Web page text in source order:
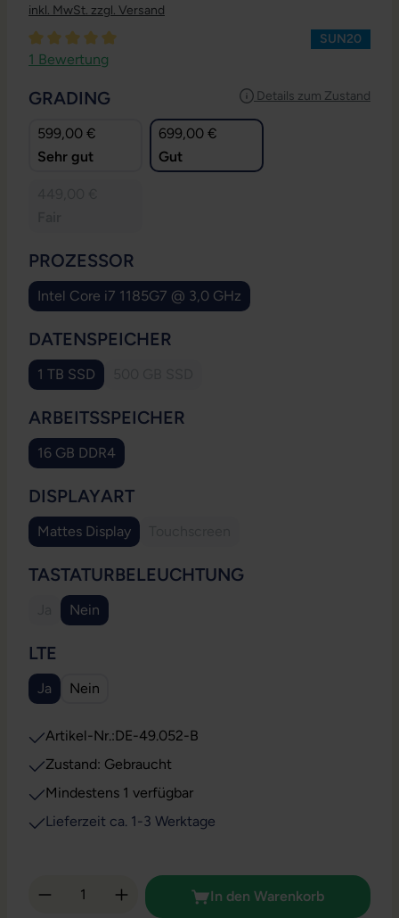
inkl. MwSt. zzgl. Versand
Durchschnittliche Bewertung von 5 von 5 Sternen
1 Bewertung
SUN20
Details zum Zustand
GRADING
599,00 €
Sehr gut
699,00 €
Gut
PROZESSOR
Intel Core i7 1185G7 @ 3,0 GHz
DATENSPEICHER
1 TB SSD
ARBEITSSPEICHER
16 GB DDR4
DISPLAYARTAUSWÄHLEN
Mattes Display
TASTATURBELEUCHTUNG
(Diese Option ist zurzeit nicht verfügbar.)
Nein
LTE
Ja Nein
Artikel-Nr.:DE-49.052-B
Zustand: Gebraucht
Mindestens 1 verfügbar
Lieferzeit ca. 1-3 Werktage
Produkt Anzahl: Gib den gewünschten
In den Warenkorb